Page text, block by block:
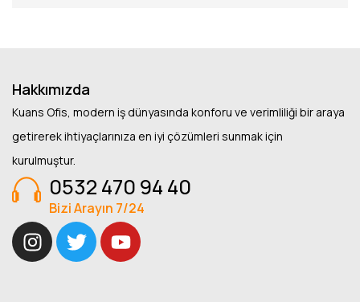
Hakkımızda
Kuans Ofis, modern iş dünyasında konforu ve verimliliği bir araya
getirerek ihtiyaçlarınıza en iyi çözümleri sunmak için
kurulmuştur.
0532 470 94 40
Bizi Arayın 7/24